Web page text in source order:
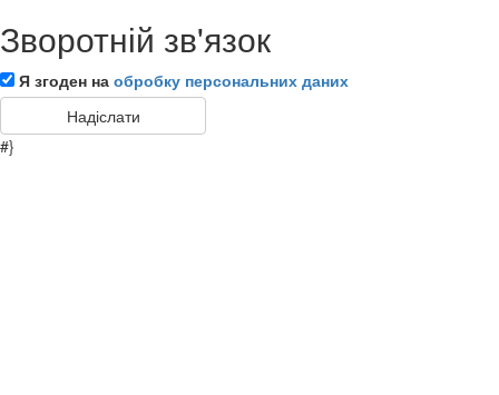
Зворотній зв'язок
Я згоден на обробку персональних даних
#}